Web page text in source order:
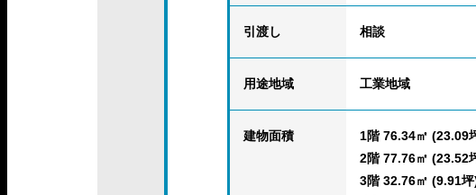
引渡し 相談
用途地域 工業地域
建物面積
1階 76.34㎡ (23.09
2階 77.76㎡ (23.52
3階 32.76㎡ (9.91坪